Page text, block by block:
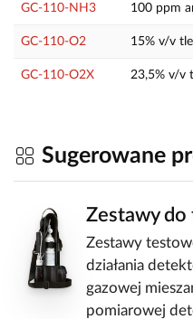
GC-110-NH3 100 ppm
GC-110-O2 15% v/v
GC-110-O2X 23,5% v/v
Sugerowane
Zestawy do
Zestawy
działania
gazowej
pomiarowej